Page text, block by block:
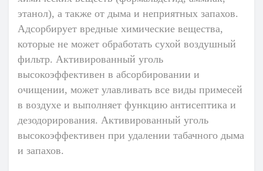
этанол), а также от дыма и неприятных запахов.
Адсорбирует вредные химические вещества,
которые не может обработать сухой воздушный
фильтр. Активированный уголь
высокоэффективен в абсорбировании и
очищении, может улавливать все виды примесей
в воздухе и выполняет функцию антисептика и
дезодорирования. Активированный уголь
высокоэффективен при удалении табачного дыма
и запахов.